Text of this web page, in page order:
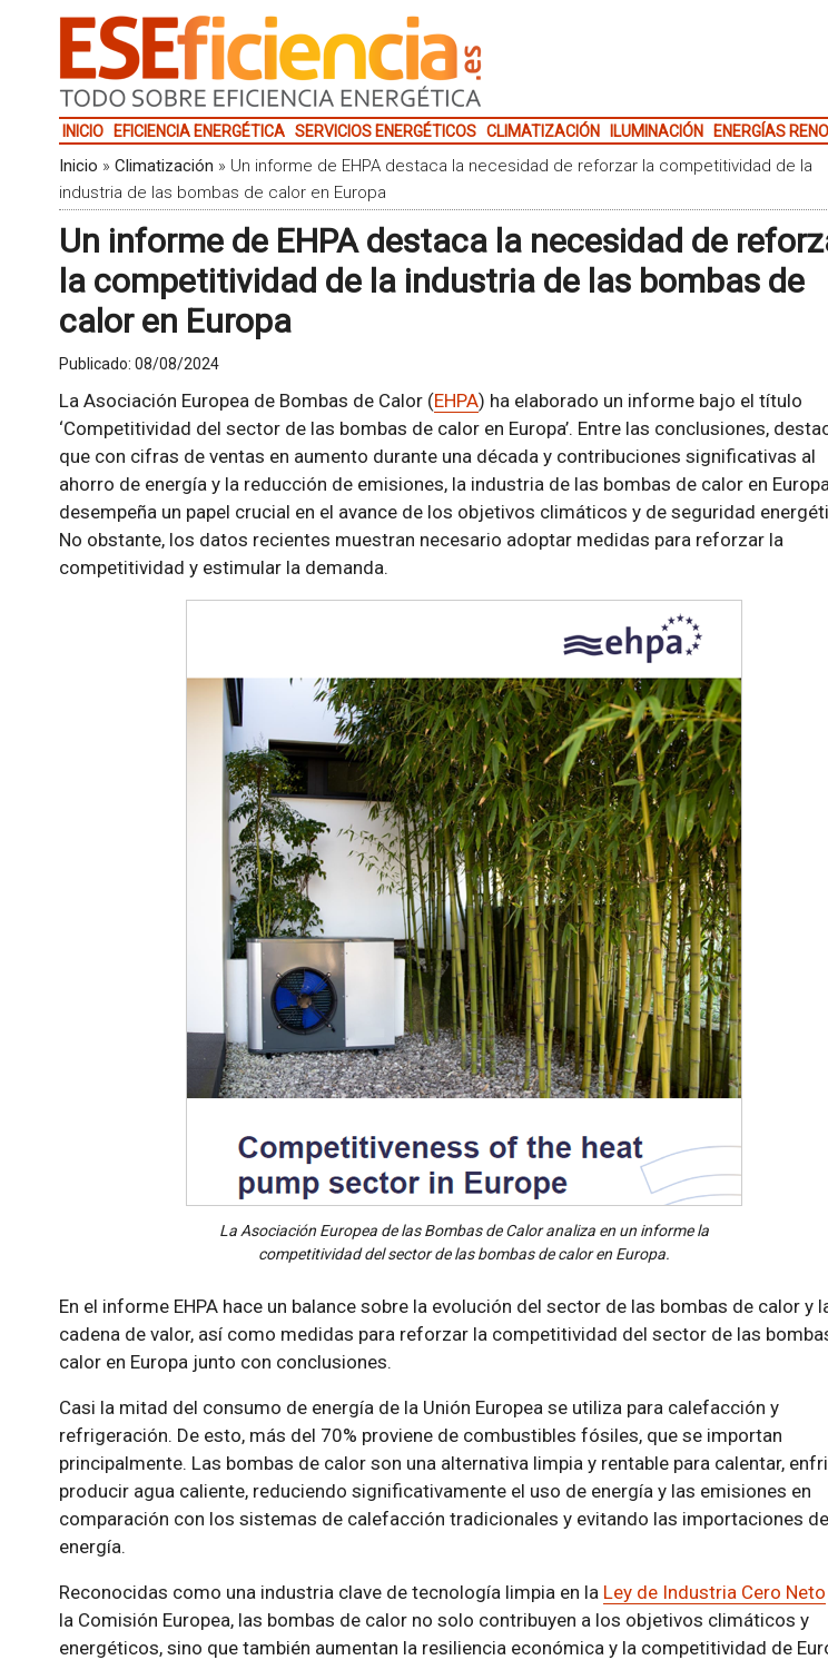
INICIO EFICIENCIA ENERGÉTICA SERVICIOS ENERGÉTICOS CLIMATIZACIÓN ILUMINACIÓN ENERGÍAS
Inicio » Climatización » Un informe de EHPA destaca la necesidad de reforzar la competitividad de la
industria de las bombas de calor en Europa
Un informe de EHPA destaca la necesidad de
la competitividad de la industria de las bombas de
calor en Europa
Publicado: 08/08/2024
La Asociación Europea de Bombas de Calor (EHPA) ha elaborado un informe bajo el título
‘Competitividad del sector de las bombas de calor en Europa’. Entre las conclusiones,
que con cifras de ventas en aumento durante una década y contribuciones significativas al
ahorro de energía y la reducción de emisiones, la industria de las bombas de calor en
desempeña un papel crucial en el avance de los objetivos climáticos y de seguridad
No obstante, los datos recientes muestran necesario adoptar medidas para reforzar la
competitividad y estimular la demanda.
La Asociación Europea de las Bombas de Calor analiza en un informe la
competitividad del sector de las bombas de calor en Europa.
En el informe EHPA hace un balance sobre la evolución del sector de las bombas de calor y
cadena de valor, así como medidas para reforzar la competitividad del sector de las
calor en Europa junto con conclusiones.
Casi la mitad del consumo de energía de la Unión Europea se utiliza para calefacción y
refrigeración. De esto, más del 70% proviene de combustibles fósiles, que se importan
principalmente. Las bombas de calor son una alternativa limpia y rentable para calentar,
producir agua caliente, reduciendo significativamente el uso de energía y las emisiones en
comparación con los sistemas de calefacción tradicionales y evitando las importaciones de
energía.
Reconocidas como una industria clave de tecnología limpia en la Ley de Industria Cero Neto
la Comisión Europea, las bombas de calor no solo contribuyen a los objetivos climáticos y
energéticos, sino que también aumentan la resiliencia económica y la competitividad de